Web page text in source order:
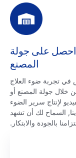
احصل على جولة
المصنع
في تجربة ضوء العلاج
خلال جولة المصنع أو
لإنتاج سرير الضوء
السماح لك أن تشهد
بالجودة والابتكار.